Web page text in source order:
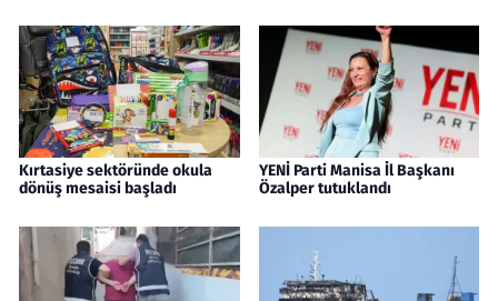
Kırtasiye sektöründe okula
dönüş mesaisi başladı
YENİ Parti Manisa İl Başkanı
Özalper tutuklandı